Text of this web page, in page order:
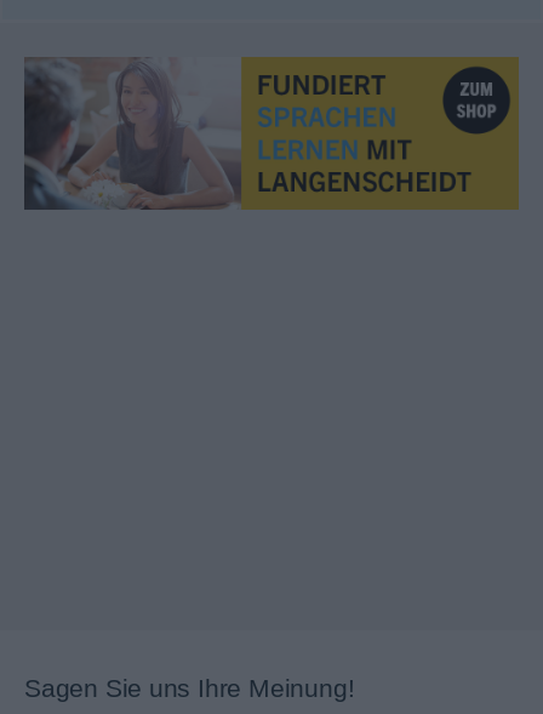
Sagen Sie uns Ihre Meinung!